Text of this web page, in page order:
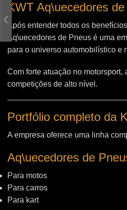
KWT Aq\uecedores
Após entender todos os
Aq\uecedores de Pneus é uma
para o universo automobilístico e
Com forte atuação no
competições de alto nível.
Portfólio completo da
A empresa oferece uma linha
Aq\uecedores de
Para motos
Para carros
Para kart